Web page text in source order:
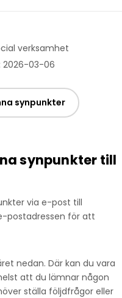
verksamhet
2026-03-06
synpunkter
synpunkter till
via e-post till
postadressen för att
nedan. Där kan du vara
att du lämnar någon
ställa följdfrågor eller